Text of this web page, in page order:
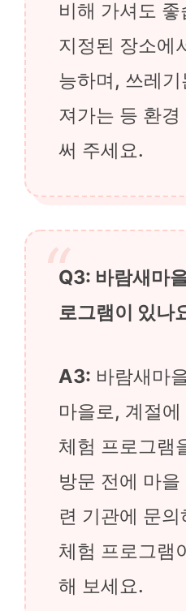
비해 가셔도
지정된 장소에
능하며, 쓰레
져가는 등 환경
써 주세요.
Q3: 바람새마
로그램이 있나
A3: 바람새마
마을로, 계절
체험 프로그램
방문 전에 마
련 기관에 문
체험 프로그램
해 보세요.